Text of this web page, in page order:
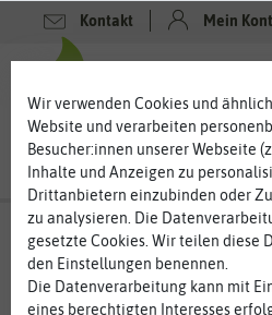
Kontakt Mein
Wir verwenden Cookies und
Website und verarbeiten
Besucher:innen unserer Webseite
Inhalte und Anzeigen zu
Drittanbietern einzubinden oder
zu analysieren. Die
gesetzte Cookies. Wir teilen diese
den Einstellungen benennen.
Die Datenverarbeitung kann mit
eines berechtigten Interesses